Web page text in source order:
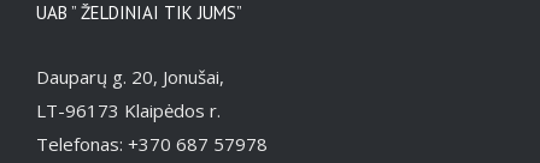
UAB ” ŽELDINIAI TIK JUMS”
Dauparų g. 20, Jonušai,
LT-96173 Klaipėdos r.
Telefonas: +370 687 57978